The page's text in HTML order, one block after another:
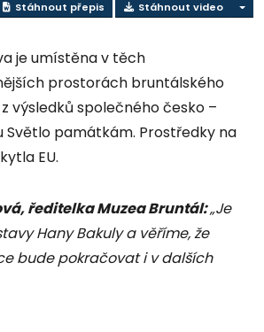
Stáhnout přepis Stáhnout video
je umístěna v těch
prostorách bruntálského
výsledků společného česko –
Světlo památkám. Prostředky na
EU.
ředitelka Muzea Bruntál:„Je
Hany Bakuly a věříme, že
bude pokračovat i v dalších